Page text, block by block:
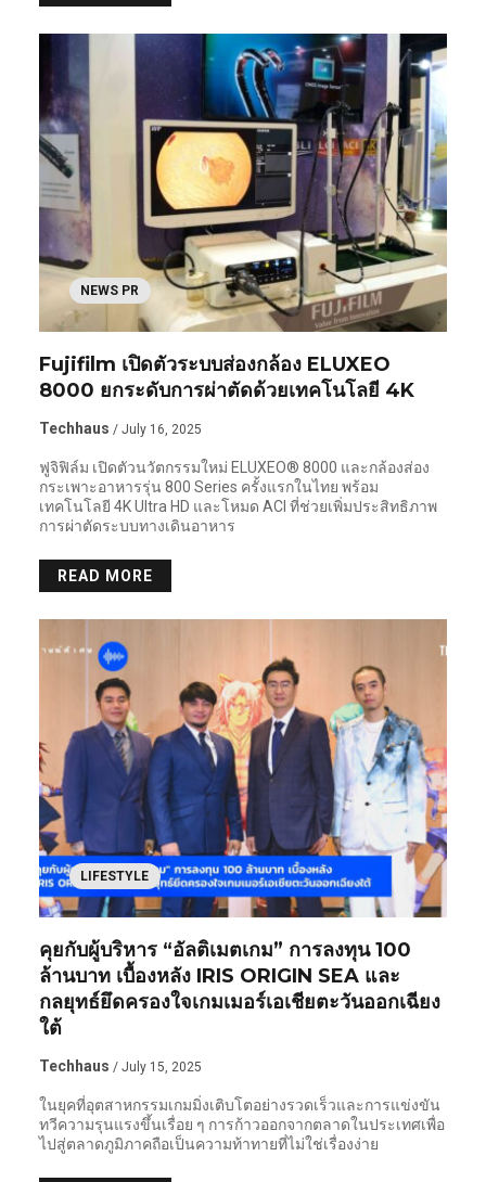
NEWS PR
Fujifilm เปิดตัวระบบส่องกล้อง ELUXEO
8000 ยกระดับการผ่าตัดด้วยเทคโนโลยี 4K
Techhaus / July 16, 2025
ฟูจิฟิล์ม เปิดตัวนวัตกรรมใหม่ ELUXEO® 8000 และกล้องส่อง
กระเพาะอาหารรุ่น 800 Series ครั้งแรกในไทย พร้อม
เทคโนโลยี 4K Ultra HD และโหมด ACI ที่ช่วยเพิ่มประสิทธิภาพ
การผ่าตัดระบบทางเดินอาหาร
READ MORE
LIFESTYLE
คุยกับผู้บริหาร “อัลติเมตเกม” การลงทุน 100
ล้านบาท เบื้องหลัง IRIS ORIGIN SEA และ
กลยุทธ์ยึดครองใจเกมเมอร์เอเชียตะวันออกเฉียง
ใต้
Techhaus / July 15, 2025
ในยุคที่อุตสาหกรรมเกมมิ่งเติบโตอย่างรวดเร็วและการแข่งขัน
ทวีความรุนแรงขึ้นเรื่อย ๆ การก้าวออกจากตลาดในประเทศเพื่อ
ไปสู่ตลาดภูมิภาคถือเป็นความท้าทายที่ไม่ใช่เรื่องง่าย